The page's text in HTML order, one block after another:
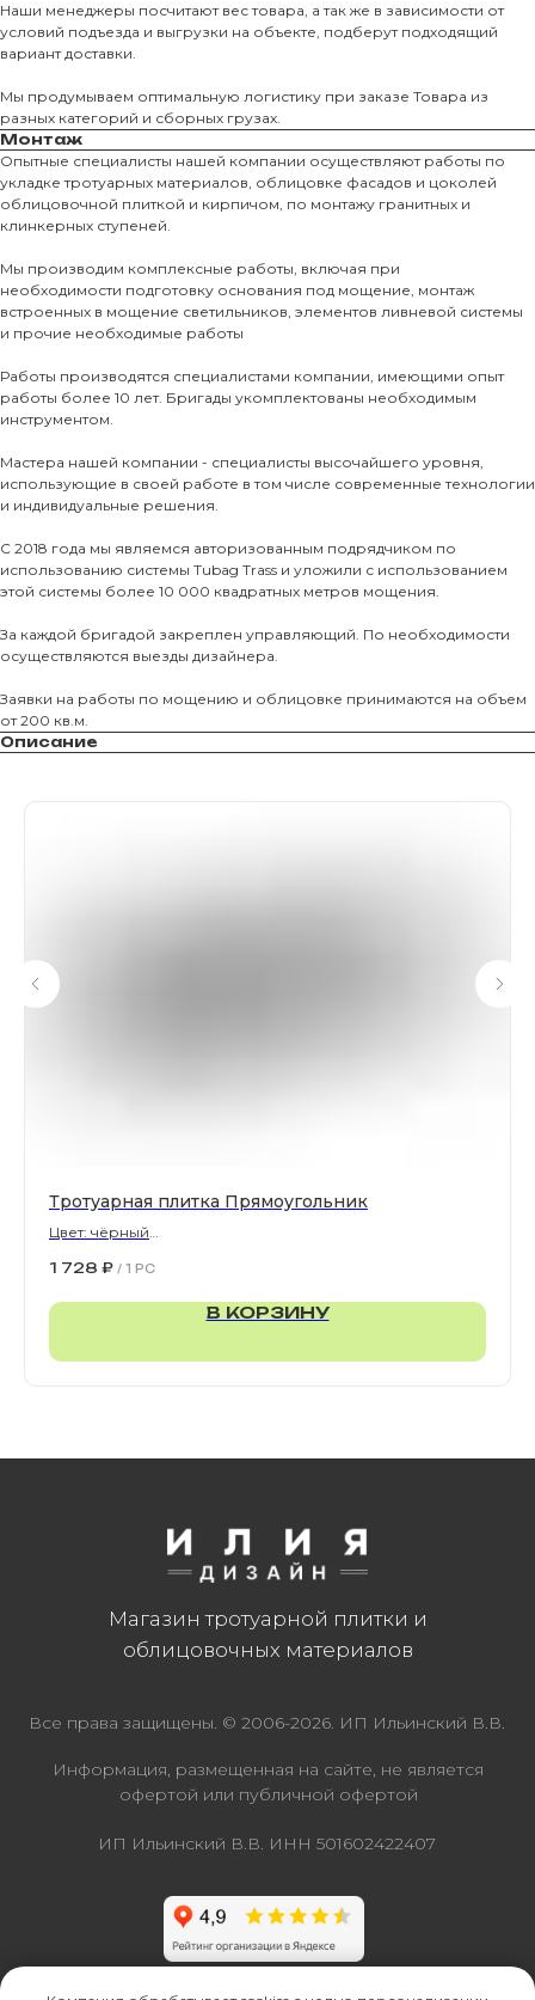
Наши менеджеры посчитают вес товара, а так же в зависимости от
условий подъезда и выгрузки на объекте, подберут подходящий
вариант доставки.
Мы продумываем оптимальную логистику при заказе Товара из
разных категорий и сборных грузах.
Монтаж
Опытные специалисты нашей компании осуществляют работы по
укладке тротуарных материалов, облицовке фасадов и цоколей
облицовочной плиткой и кирпичом, по монтажу гранитных и
клинкерных ступеней.
Мы производим комплексные работы, включая при
необходимости подготовку основания под мощение, монтаж
встроенных в мощение светильников, элементов ливневой системы
и прочие необходимые работы
Работы производятся специалистами компании, имеющими опыт
работы более 10 лет. Бригады укомплектованы необходимым
инструментом.
Мастера нашей компании - специалисты высочайшего уровня,
использующие в своей работе в том числе современные технологии
и индивидуальные решения.
С 2018 года мы являемся авторизованным подрядчиком по
использованию системы Tubag Trass и уложили с использованием
этой системы более 10 000 квадратных метров мощения.
За каждой бригадой закреплен управляющий. По необходимости
осуществляются выезды дизайнера.
Заявки на работы по мощению и облицовке принимаются на объем
от 200 кв.м.
Описание
Тротуарная плитка Прямоугольник
Цвет: чёрный
1 728 ₽ / 1 PC
В КОРЗИНУ
ПОМОЩЬ
О КОМПАНИИ
Навесы,